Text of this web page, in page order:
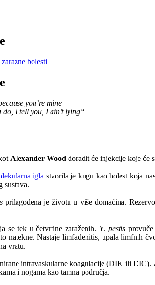
zarazne bolesti
you’re mine
do, I tell you, I ain’t lying“
Alexander Wood doradit će injekcije koje će
igla stvorila je kugu kao bolest koja
sustava.
prilagođena je životu u više domaćina.
se tek u četvrtine zaraženih. Y. pestis
Nastaje limfadenitis, upala limfnih
vratu.
intravaskularne koagulacije (DIK ili DIC).
i nogama kao tamna područja.